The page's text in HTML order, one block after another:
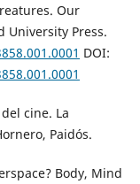
Our
University Press.
DOI:
cine. La
Paidós.
Body, Mind